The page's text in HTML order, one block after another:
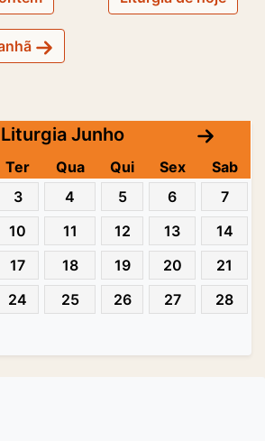
Liturgia Junho
Ter Qua Qui Sex
Sab
3 4 5 6
7
10 11 12 13
14
17 18 19 20
21
24 25 26 27
28